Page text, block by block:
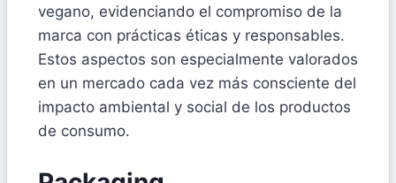
vegano, evidenciando el compromiso de la
marca con prácticas éticas y responsables.
Estos aspectos son especialmente valorados
en un mercado cada vez más consciente del
impacto ambiental y social de los productos
de consumo.